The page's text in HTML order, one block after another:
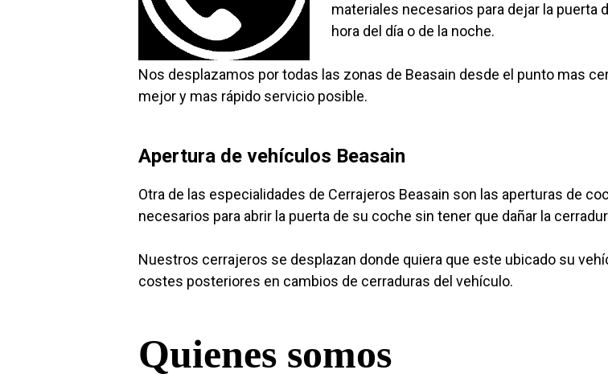
materiales necesarios para dejar la puerta
hora del día o de la noche.
Nos desplazamos por todas las zonas de Beasain desde el punto mas
mejor y mas rápido servicio posible.
Apertura de vehículos Beasain
Otra de las especialidades de Cerrajeros Beasain son las aperturas de
necesarios para abrir la puerta de su coche sin tener que dañar la
Nuestros cerrajeros se desplazan donde quiera que este ubicado su
costes posteriores en cambios de cerraduras del vehículo.
Quienes somos